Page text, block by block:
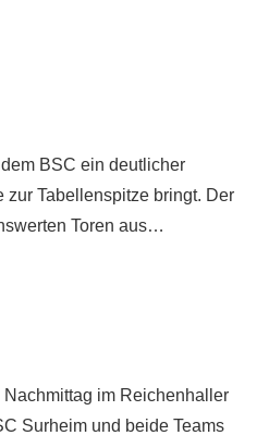
BSC ein deutlicher
Tabellenspitze bringt. Der
Toren aus…
im Reichenhaller
Surheim und beide Teams